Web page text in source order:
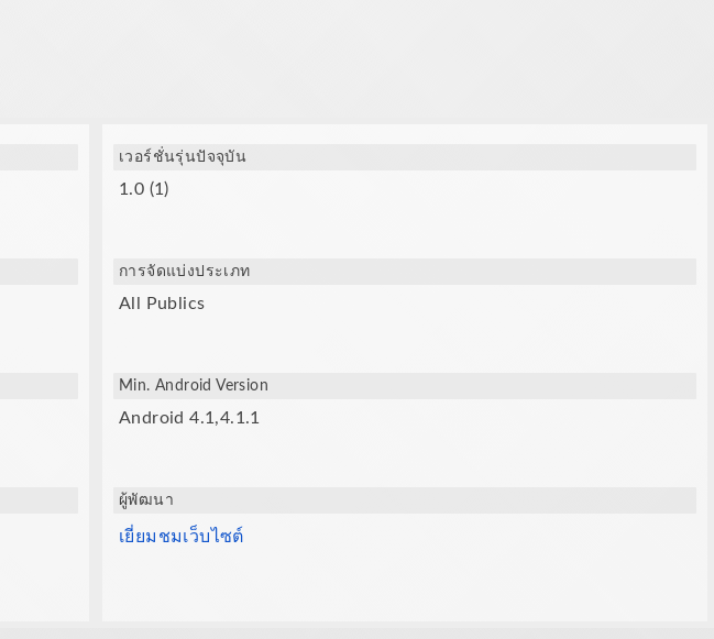
เวอร์ชั่นรุ่นปัจจุบัน
1.0 (1)
การจัดแบ่งประเภท
All Publics
Min. Android Version
Android 4.1,4.1.1
ผู้พัฒนา
เยี่ยมชมเว็บไซต์